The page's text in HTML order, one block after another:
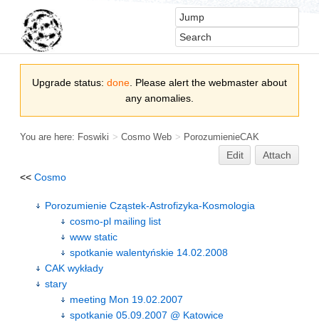
Upgrade status: done . Please alert the webmaster about
any anomalies.
You are here: Foswiki > Cosmo Web > PorozumienieCAK
Edit
Attach
<< Cosmo
Porozumienie Cząstek-Astrofizyka-Kosmologia
cosmo-pl mailing list
www static
spotkanie walentyńskie 14.02.2008
CAK wykłady
stary
meeting Mon 19.02.2007
spotkanie 05.09.2007 @ Katowice